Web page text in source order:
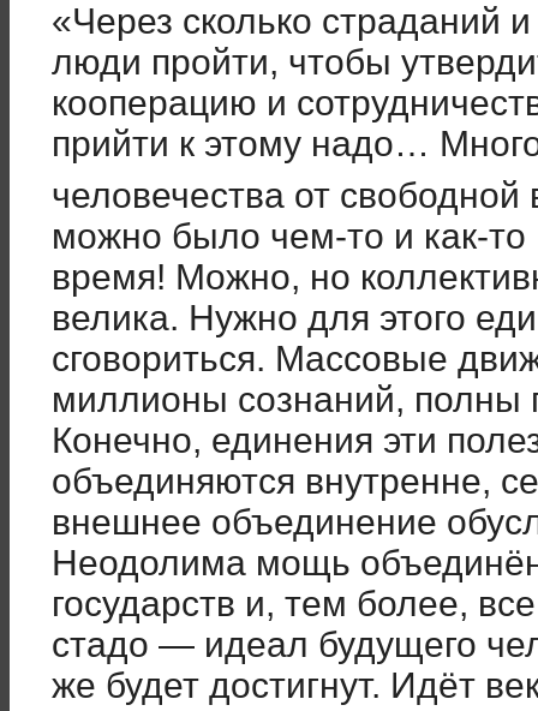
«Через сколько страданий
люди пройти, чтобы
кооперацию и
прийти к этому надо…
человечества от свободной
можно было чем-то и как-
время! Можно, но
велика. Нужно для этого
сговориться. Массовые
миллионы сознаний, полны
Конечно, единения эти
объединяются внутренне,
внешнее объединение
Неодолима мощь
государств и, тем более,
стадо — идеал будущего
же будет достигнут. Идёт